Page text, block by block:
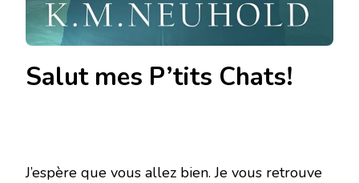
Salut mes P’tits Chats!
J’espère que vous allez bien. Je vous retrouve